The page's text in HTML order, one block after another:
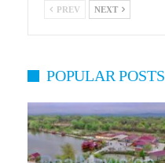
PREV NEXT
POPULAR POSTS